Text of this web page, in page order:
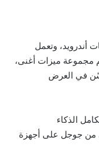
أندرويد، وتعمل
مجموعة ميزات أغنى،
في العرض
الذكاء
من جوجل على أجهزة